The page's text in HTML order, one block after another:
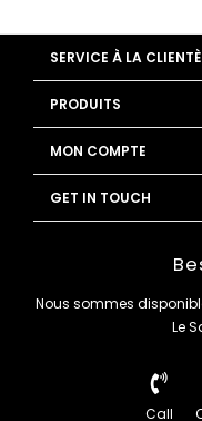
SERVICE À LA
PRODUITS
MON COMPTE
GET IN TOUCH
Nous sommes
Le
Call